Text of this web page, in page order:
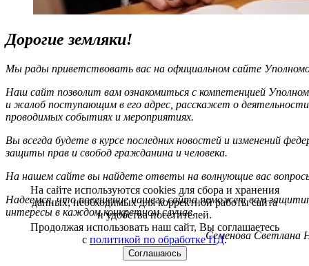
Дорогие земляки!
Мы рады приветствовать вас на официальном сайте
Наш сайт позволит вам ознакомиться с компетенцией
и жалоб поступающим в его адрес, расскажет о
проводимых событиях и мероприятиях.
Вы всегда будете в курсе последних новостей и изменений
защиты прав и свобод гражданина и человека.
На нашем сайте вы найдете ответы на волнующие вас
Надеемся, что посещение нашего сайта поможет вам
интересы в каждом конкретном случае.
Семенова Светлана
На сайте используются cookies для сбора и хранения
данных, необходимых для корректной работы сайта
и удобства посетителей.
Продолжая использовать наш сайт, Вы соглашаетесь
с политикой по обработке ПД.
Соглашаюсь